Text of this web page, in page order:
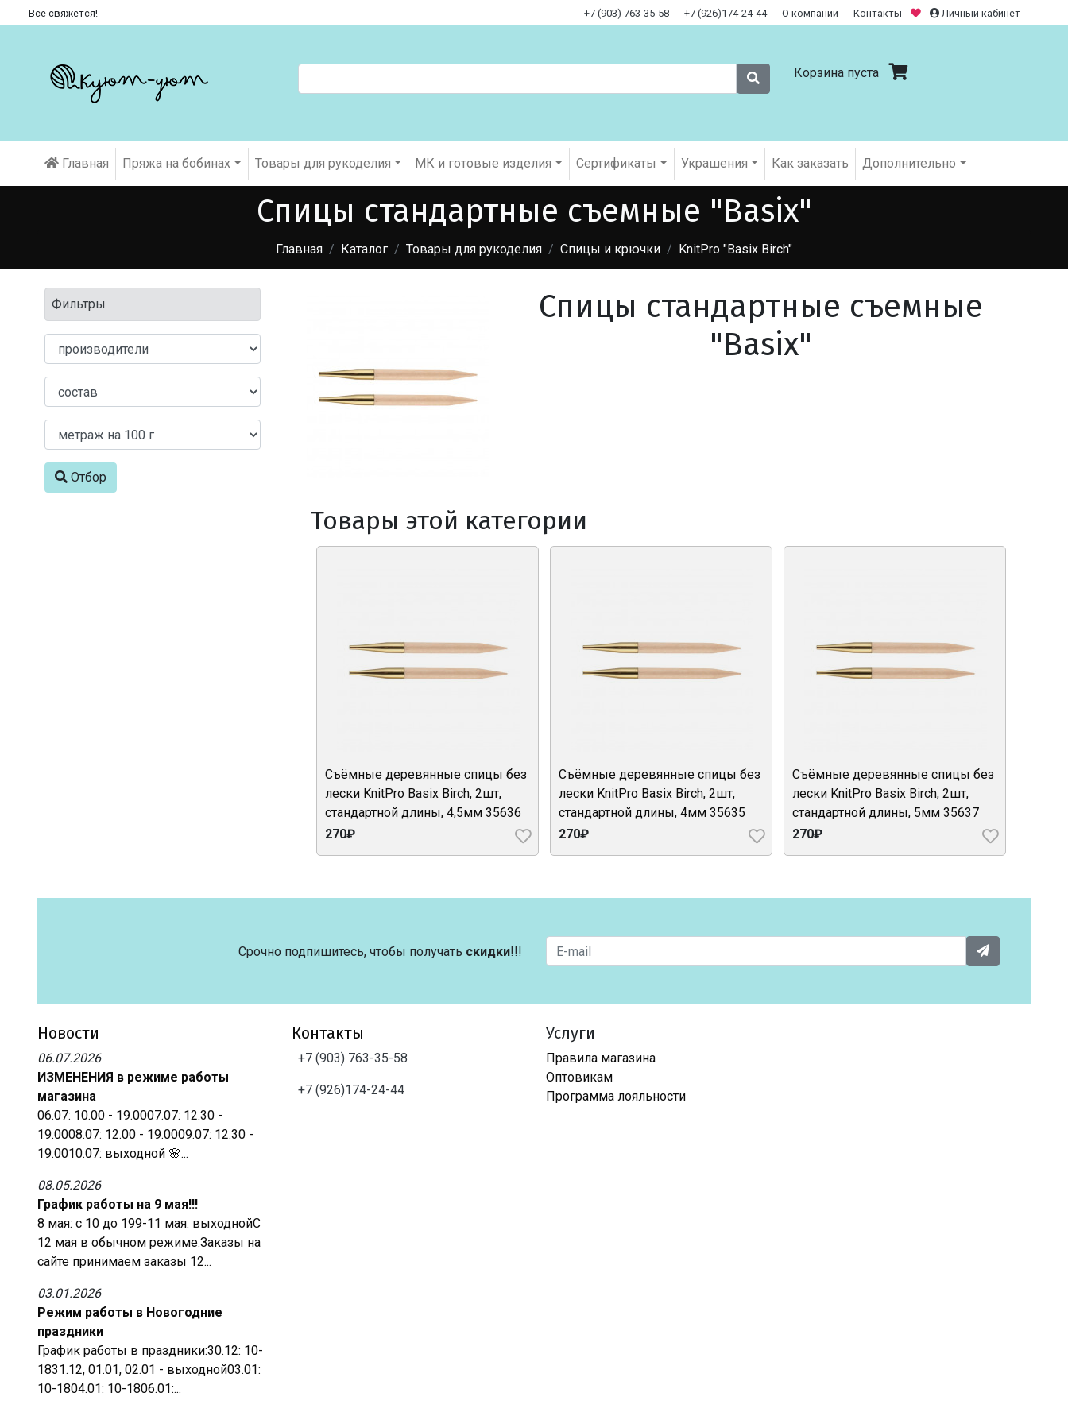
Все свяжется! +7 (903) 763-35-58 +7 (926)174-24-44 О компании Контакты Личный кабинет
Корзина пуста
Главная Пряжа на бобинах Товары для рукоделия МК и готовые изделия Cертификаты Украшения Как заказать Дополнительно
Спицы стандартные съемные "Basix"
Главная Каталог Товары для рукоделия Спицы и крючки KnitPro "Basix Birch"
Фильтры
Отбор
Спицы стандартные съемные
"Basix"
Товары этой категории
Съёмные деревянные спицы без
лески KnitPro Basix Birch, 2шт,
стандартной длины, 4,5мм 35636
270₽
Съёмные деревянные спицы без
лески KnitPro Basix Birch, 2шт,
стандартной длины, 4мм 35635
270₽
Съёмные деревянные спицы без
лески KnitPro Basix Birch, 2шт,
стандартной длины, 5мм 35637
270₽
Срочно подпишитесь, чтобы получать скидки!!!
Новости
06.07.2026
ИЗМЕНЕНИЯ в режиме работы
магазина
06.07: 10.00 - 19.0007.07: 12.30 -
19.0008.07: 12.00 - 19.0009.07: 12.30 -
19.0010.07: выходной 🌸...
08.05.2026
График работы на 9 мая!!!
8 мая: с 10 до 199-11 мая: выходнойС
12 мая в обычном режиме.Заказы на
сайте принимаем заказы 12...
03.01.2026
Режим работы в Новогодние
праздники
График работы в праздники:30.12: 10-
1831.12, 01.01, 02.01 - выходной03.01:
10-1804.01: 10-1806.01:...
Контакты
+7 (903) 763-35-58
+7 (926)174-24-44
Услуги
Правила магазина
Оптовикам
Программа лояльности